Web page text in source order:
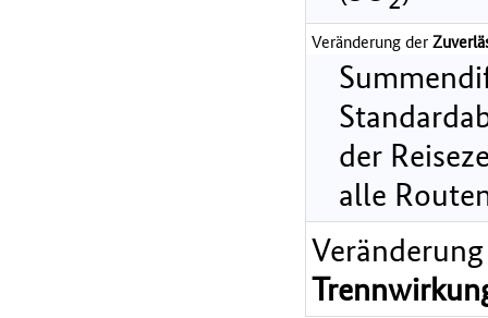
Veränderung der
der
alle